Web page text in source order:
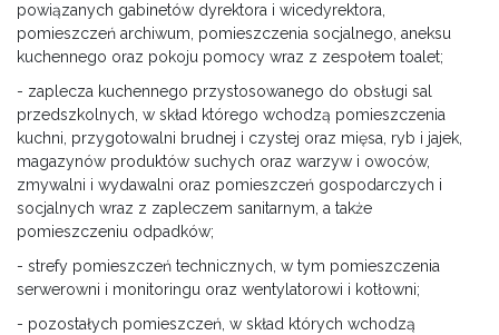
powiązanych gabinetów dyrektora i wicedyrektora,
pomieszczeń archiwum, pomieszczenia socjalnego, aneksu
kuchennego oraz pokoju pomocy wraz z zespołem toalet;
- zaplecza kuchennego przystosowanego do obsługi sal
przedszkolnych, w skład którego wchodzą pomieszczenia
kuchni, przygotowalni brudnej i czystej oraz mięsa, ryb i jajek,
magazynów produktów suchych oraz warzyw i owoców,
zmywalni i wydawalni oraz pomieszczeń gospodarczych i
socjalnych wraz z zapleczem sanitarnym, a także
pomieszczeniu odpadków;
- strefy pomieszczeń technicznych, w tym pomieszczenia
serwerowni i monitoringu oraz wentylatorowi i kotłowni;
- pozostałych pomieszczeń, w skład których wchodzą